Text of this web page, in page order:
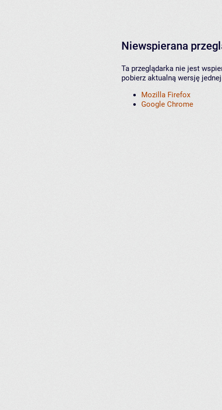
Niewspierana
Ta przeglądarka nie jest
pobierz aktualną wersję
Mozilla Firefox
Google Chrome